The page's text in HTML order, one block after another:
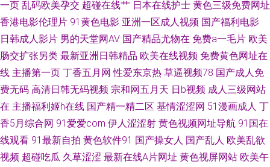
人必备69视频 午夜91影院 av无码首页网址 狼牙五月天婷婷 无码天天干
一页 乱码欧美孕交 超碰在线艹 日本在线护士 黄色三级免费网址
香港电影伦理片 91黄色电影 亚洲一区成人视频 国产福利电影
日韩成人影片 男的天堂网AV 国产精品尤物在 免费a一毛片 欧美
肠交扩张另类 最新亚洲日韩精品 欧美在线视频 免费黄色网址在
线 主播第一页 丁香五月网 性爱东京热 草逼视频78 国产成人免
费无码 高清日韩无码视频 宗和网五月天 日b视频 成人三级网站
在 主播福利姬h在线 国产精一精二区 基情涩涩网 51漫画成人 丁
香5月综合网 91爱爱com 伊人涩涩射 黄色视频网址导航 91国在
线观看 91最新自拍 黄色软件91 国产操女人 国产乱人 欧美乱欲
视频 超碰吃瓜 久草涩涩 最新在线A片网址 黄色视屏网站 欧美午